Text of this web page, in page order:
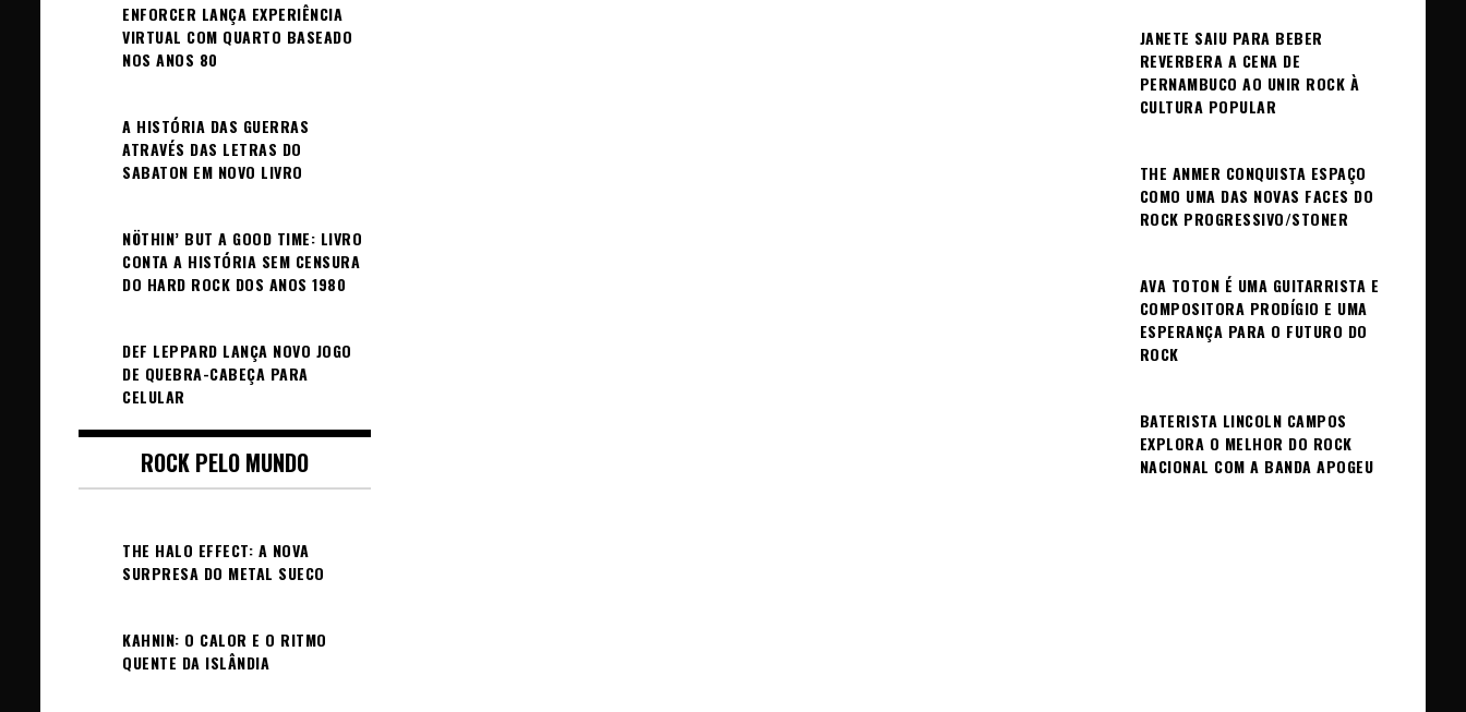
ENFORCER LANÇA EXPERIÊNCIA
VIRTUAL COM QUARTO BASEADO
NOS ANOS 80
A HISTÓRIA DAS GUERRAS
ATRAVÉS DAS LETRAS DO
SABATON EM NOVO LIVRO
NÖTHIN’ BUT A GOOD TIME: LIVRO
CONTA A HISTÓRIA SEM CENSURA
DO HARD ROCK DOS ANOS 1980
DEF LEPPARD LANÇA NOVO JOGO
DE QUEBRA-CABEÇA PARA
CELULAR
ROCK PELO MUNDO
THE HALO EFFECT: A NOVA
SURPRESA DO METAL SUECO
KAHNIN: O CALOR E O RITMO
QUENTE DA ISLÂNDIA
JANETE SAIU PARA BEBER
REVERBERA A CENA DE
PERNAMBUCO AO UNIR ROCK À
CULTURA POPULAR
THE ANMER CONQUISTA ESPAÇO
COMO UMA DAS NOVAS FACES DO
ROCK PROGRESSIVO/STONER
AVA TOTON É UMA GUITARRISTA E
COMPOSITORA PRODÍGIO E UMA
ESPERANÇA PARA O FUTURO DO
ROCK
BATERISTA LINCOLN CAMPOS
EXPLORA O MELHOR DO ROCK
NACIONAL COM A BANDA APOGEU